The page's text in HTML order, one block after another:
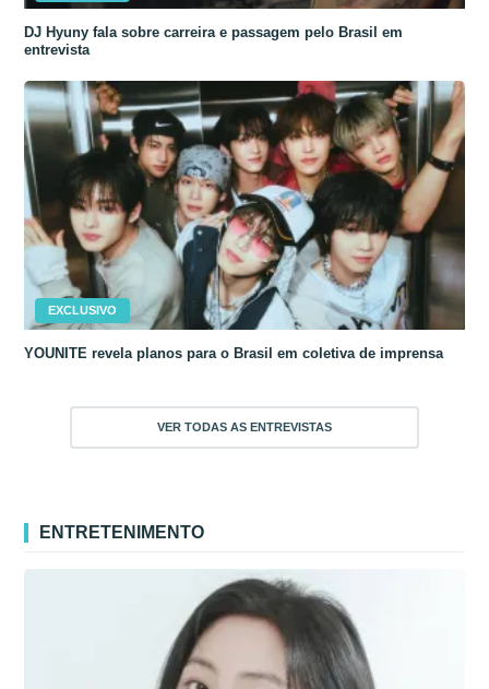
DJ Hyuny fala sobre carreira e passagem pelo Brasil em
entrevista
EXCLUSIVO
YOUNITE revela planos para o Brasil em coletiva de imprensa
VER TODAS AS ENTREVISTAS
ENTRETENIMENTO